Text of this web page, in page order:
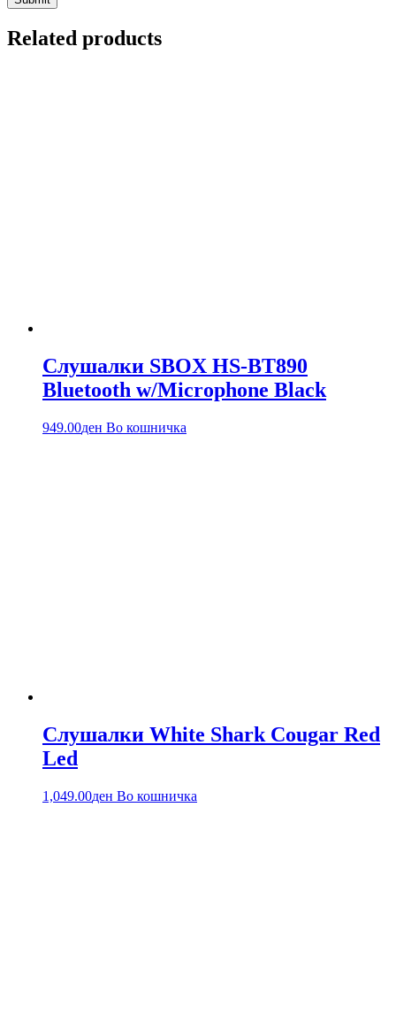
Related products
Слушалки SBOX HS-BT890
Bluetooth w/Microphone Black
949.00ден Во кошничка
Слушалки White Shark Cougar Red
Led
1,049.00ден Во кошничка